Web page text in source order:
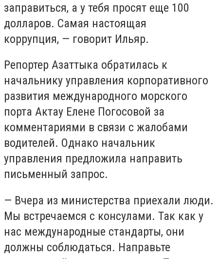
заправиться, а у тебя просят еще 100
долларов. Самая настоящая
коррупция, — говорит Ильяр.
Репортер Азаттыка обратилась к
начальнику управления корпоративного
развития международного морского
порта Актау Елене Погосовой за
комментариями в связи с жалобами
водителей. Однако начальник
управления предложила направить
письменный запрос.
— Вчера из министерства приехали люди.
Мы встречаемся с консулами. Так как у
нас международные стандарты, они
должны соблюдаться. Направьте